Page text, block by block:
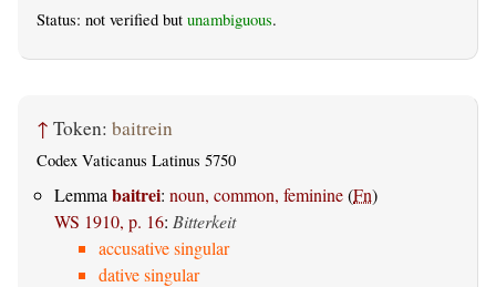
Status: not verified but unambiguous.
↑ Token: baitrein
Codex Vaticanus Latinus 5750
Lemma baitrei: noun, common, feminine(Fn)
WS 1910, p. 16: Bitterkeit
accusative singular
dative singular